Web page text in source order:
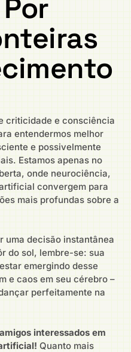
criticidade e consciência
entendermos melhor
e possivelmente
Estamos apenas no
onde neurociência,
convergem para
mais profundas sobre a
uma decisão instantânea
do sol, lembre-se: sua
emergindo desse
e caos em seu cérebro –
perfeitamente na
interessados em
Quanto mais